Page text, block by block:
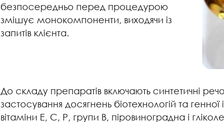
безпосередньо перед процедурою
змішує монокомпоненти, виходячи із
запитів клієнта.
До складу препаратів включають синтетичні
застосування досягнень біотехнологій та
вітаміни Е, С, Р, групи В, піровиноградна і